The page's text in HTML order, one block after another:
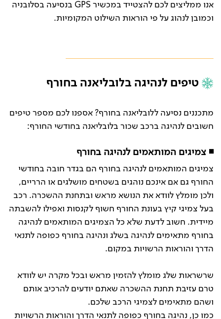
אנו ממליצים לכם להצטייד במכשיר GPS בנסיעה בסלובניה
וכמובן לנהוג על פי הוראות השילוט המקומיות.
טיפים לנהיגה בלובליאנה בחורף
מתכננים נסיעה ללובליאנה בחורף? אספנו לכם מספר טיפים
חשובים לנהיגה ברכב שכור בלובליאנה בחודשי החורף:
◾ צמיגים המותאמים לנהיגה בחורף
צמיגים המותאמים לנהיגה בחורף הם בגדר חובה בחודשי
החורף גם אם אינכם נוהגים בשטחים מושלגים או הרריים,
ולכן מומלץ לוודא את הנושא מראש ובתחנת ההשכרה. רכב
בעל צמיגי קיץ בעונת החורף חשוף לקנסות ואפילו להשבתה
מיידית. חשוב לדעת שלא כל הצמיגים המותאמים לנהיגה
בחורף מתאימים לנהיגה בשלג ונהיגה בחורף כפופה לתנאי
הדרך והוראות הרשויות במקום.
שרשראות שלג מומלץ להזמין מראש ובכל מקרה יש לוודא
טרם עזיבת תחנת ההשכרה שאתם יודעים להרכיב אותם
ושהם מתאימים לצמיגי הרכב שלכם.
כמו כן, נהיגה בחורף כפופה לתנאי הדרך והוראות הרשויות